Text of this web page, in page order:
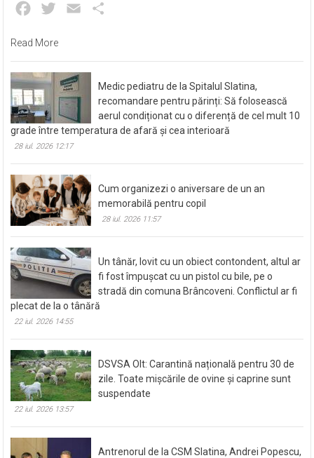
Facebook
Twitter Email
Read More
Medic pediatru de la Spitalul Slatina,
recomandare pentru părinți: Să folosească
aerul condiționat cu o diferență de cel mult 10
grade între temperatura de afară și cea interioară
28 iul. 2026 12:17
Cum organizezi o aniversare de un an
memorabilă pentru copil
28 iul. 2026 11:57
Un tânăr, lovit cu un obiect contondent, altul ar
fi fost împușcat cu un pistol cu bile, pe o
stradă din comuna Brâncoveni. Conflictul ar fi
plecat de la o tânără
22 iul. 2026 14:55
DSVSA Olt: Carantină națională pentru 30 de
zile. Toate mișcările de ovine și caprine sunt
suspendate
22 iul. 2026 13:57
Antrenorul de la CSM Slatina, Andrei Popescu,